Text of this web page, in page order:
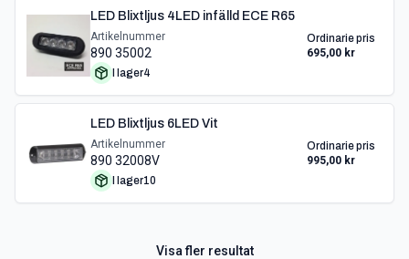
LED Blixtljus 4LED infälld ECE R65
Artikelnummer
890 35002
I lager4
Ordinarie pris
695,00 kr
LED Blixtljus 6LED Vit
Artikelnummer
890 32008V
I lager10
Ordinarie pris
995,00 kr
Visa fler resultat